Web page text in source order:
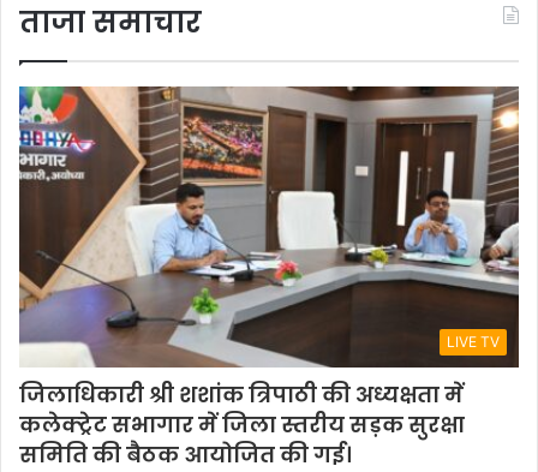
ताजा समाचार
LIVE TV
जिलाधिकारी श्री शशांक त्रिपाठी की अध्यक्षता में
कलेक्ट्रेट सभागार में जिला स्तरीय सड़क सुरक्षा
समिति की बैठक आयोजित की गई।